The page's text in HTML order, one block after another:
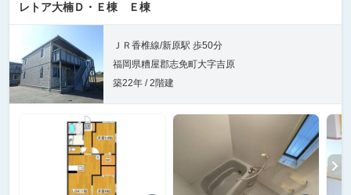
レトア大楠Ｄ・Ｅ棟 Ｅ棟
ＪＲ香椎線/新原駅 歩50分
福岡県糟屋郡志免町大字吉原
築22年 / 2階建